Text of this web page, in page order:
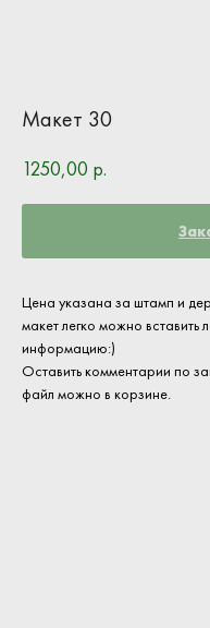
Макет 30
1250,00 р.
Цена указана за штамп и
макет легко можно вставить
информацию:)
Оставить комментарии по
файл можно в корзине.